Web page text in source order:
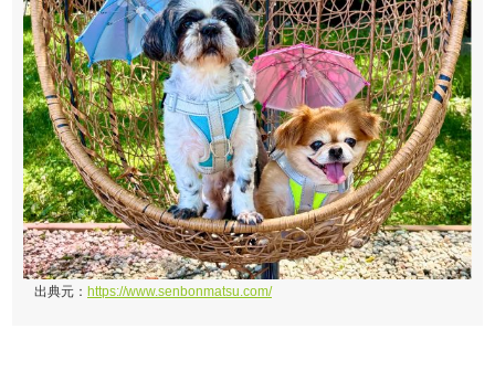
出典元： https://www.senbonmatsu.com/